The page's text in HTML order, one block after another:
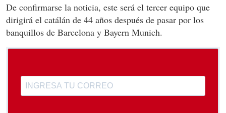
De confirmarse la noticia, este será el tercer equipo que
dirigirá el catálán de 44 años después de pasar por los
banquillos de Barcelona y Bayern Munich.